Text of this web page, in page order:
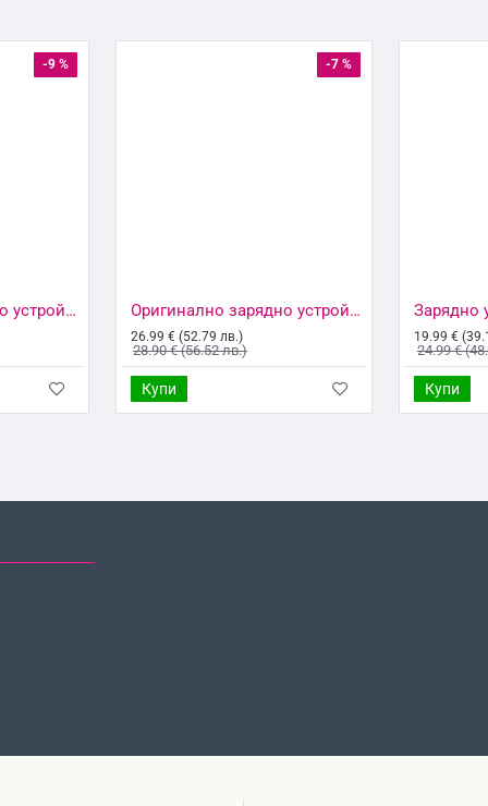
-9 %
Оригинално зарядно устройство комплект Samsung EP-T4510XBE 45W USB-C, 220V Super Fast Charging в кутия, Черно
-7 %
Оригинално зарядно устройство комплект Samsung EP-T1510XBEGEU с кабел 15W USB-C, 220V Super Fast Charging в кутия, Черно
26.99 € (52.79 лв.)
28.90 € (56.52 лв.)
Купи
19.99 €
24.99 €
Купи